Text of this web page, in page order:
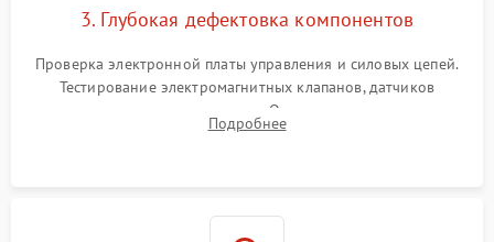
3. Глубокая дефектовка компонентов
Проверка электронной платы управления и силовых цепей.
Тестирование электромагнитных клапанов, датчиков
температуры и расходомера. Оценка степени износа
жерновов кофемолки, уплотнительных колец гидросистемы
Подробнее